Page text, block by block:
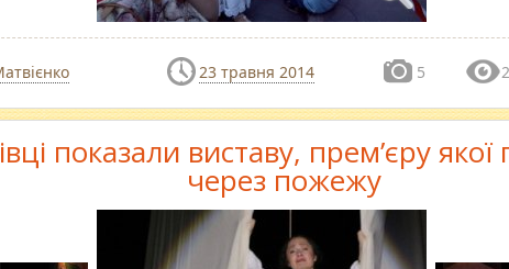
23 травня 2014 5
показали виставу, прем’єру
через пожежу